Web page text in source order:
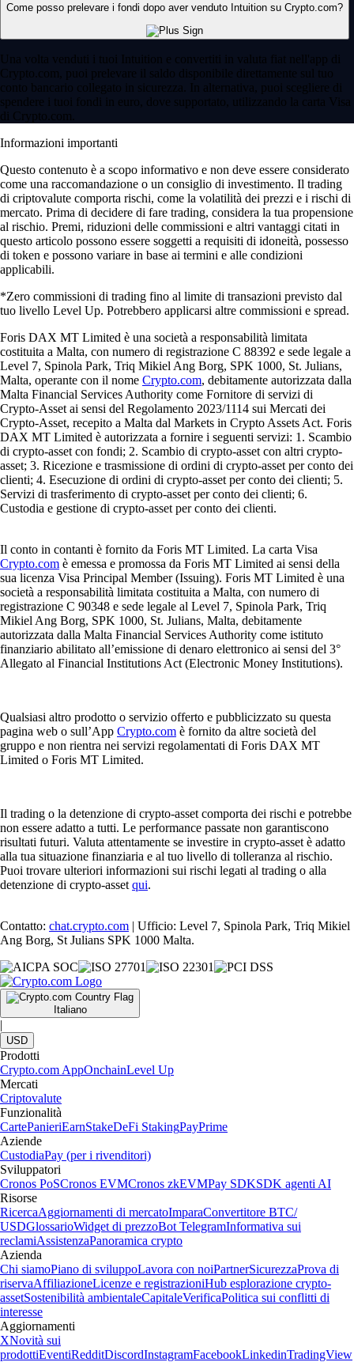
Come posso prelevare i fondi dopo aver venduto Intuition su Crypto.com?
Una volta venduti i tuoi Intuition e convertiti in valuta fiat nell'app di
Crypto.com, puoi prelevare il saldo disponibile direttamente sul tuo
conto bancario collegato in sicurezza. In alternativa, puoi scegliere di
spendere i tuoi fondi in euro, dove supportato, utilizzando la carta Visa
di Crypto.com.
Informazioni importanti
Questo contenuto è a scopo informativo e non deve essere considerato
come una raccomandazione o un consiglio di investimento. Il trading
di criptovalute comporta rischi, come la volatilità dei prezzi e i rischi di
mercato. Prima di decidere di fare trading, considera la tua propensione
al rischio. Premi, riduzioni delle commissioni e altri vantaggi citati in
questo articolo possono essere soggetti a requisiti di idoneità, possesso
di token e possono variare in base ai termini e alle condizioni
applicabili.
*Zero commissioni di trading fino al limite di transazioni previsto dal
tuo livello Level Up. Potrebbero applicarsi altre commissioni e spread.
Foris DAX MT Limited è una società a responsabilità limitata
costituita a Malta, con numero di registrazione C 88392 e sede legale a
Level 7, Spinola Park, Triq Mikiel Ang Borg, SPK 1000, St. Julians,
Malta, operante con il nome Crypto.com, debitamente autorizzata dalla
Malta Financial Services Authority come Fornitore di servizi di
Crypto-Asset ai sensi del Regolamento 2023/1114 sui Mercati dei
Crypto-Asset, recepito a Malta dal Markets in Crypto Assets Act. Foris
DAX MT Limited è autorizzata a fornire i seguenti servizi: 1. Scambio
di crypto-asset con fondi; 2. Scambio di crypto-asset con altri crypto-
asset; 3. Ricezione e trasmissione di ordini di crypto-asset per conto dei
clienti; 4. Esecuzione di ordini di crypto-asset per conto dei clienti; 5.
Servizi di trasferimento di crypto-asset per conto dei clienti; 6.
Custodia e gestione di crypto-asset per conto dei clienti.
Il conto in contanti è fornito da Foris MT Limited. La carta Visa
Crypto.com è emessa e promossa da Foris MT Limited ai sensi della
sua licenza Visa Principal Member (Issuing). Foris MT Limited è una
società a responsabilità limitata costituita a Malta, con numero di
registrazione C 90348 e sede legale al Level 7, Spinola Park, Triq
Mikiel Ang Borg, SPK 1000, St. Julians, Malta, debitamente
autorizzata dalla Malta Financial Services Authority come istituto
finanziario abilitato all’emissione di denaro elettronico ai sensi del 3°
Allegato al Financial Institutions Act (Electronic Money Institutions).
Qualsiasi altro prodotto o servizio offerto e pubblicizzato su questa
pagina web o sull’App Crypto.com è fornito da altre società del
gruppo e non rientra nei servizi regolamentati di Foris DAX MT
Limited o Foris MT Limited.
Il trading o la detenzione di crypto-asset comporta dei rischi e potrebbe
non essere adatto a tutti. Le performance passate non garantiscono
risultati futuri. Valuta attentamente se investire in crypto-asset è adatto
alla tua situazione finanziaria e al tuo livello di tolleranza al rischio.
Puoi trovare ulteriori informazioni sui rischi legati al trading o alla
detenzione di crypto-asset qui.
Contatto: chat.crypto.com | Ufficio: Level 7, Spinola Park, Triq Mikiel
Ang Borg, St Julians SPK 1000 Malta.
Italiano
|
USD
Prodotti
Crypto.com AppOnchainLevel Up
Mercati
Criptovalute
Funzionalità
CartePanieriEarnStakeDeFi StakingPayPrime
Aziende
CustodiaPay (per i rivenditori)
Sviluppatori
Cronos PoSCronos EVMCronos zkEVMPay SDKSDK agenti AI
Risorse
RicercaAggiornamenti di mercatoImparaConvertitore BTC/
USDGlossarioWidget di prezzoBot TelegramInformativa sui
reclamiAssistenzaPanoramica crypto
Azienda
Chi siamoPiano di sviluppoLavora con noiPartnerSicurezzaProva di
riservaAffiliazioneLicenze e registrazioniHub esplorazione crypto-
assetSostenibilità ambientaleCapitaleVerificaPolitica sui conflitti di
interesse
Aggiornamenti
XNovità sui
prodottiEventiRedditDiscordInstagramFacebookLinkedinTradingView